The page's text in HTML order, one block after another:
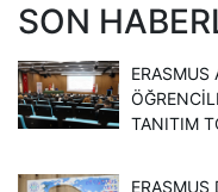
SON
ERASMUS
TANITIM
ERASMUS